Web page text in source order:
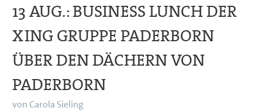
13 AUG.:BUSINESS LUNCH DER
XING GRUPPE PADERBORN
ÜBER DEN DÄCHERN VON
PADERBORN
von Carola Sieling